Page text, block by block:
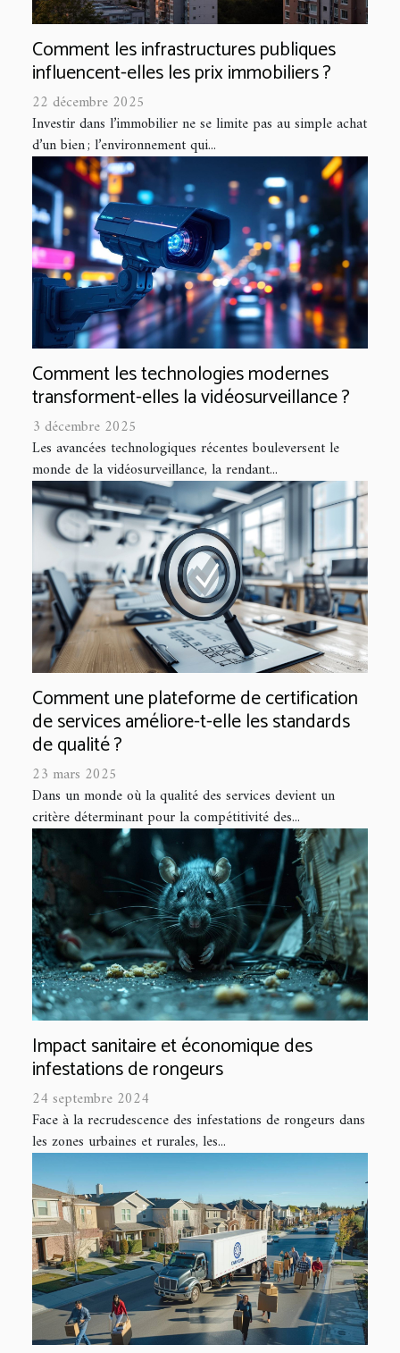
Comment les infrastructures publiques
influencent-elles les prix immobiliers ?
22 décembre 2025
Investir dans l’immobilier ne se limite pas au simple achat
d’un bien ; l’environnement qui...
Comment les technologies modernes
transforment-elles la vidéosurveillance ?
3 décembre 2025
Les avancées technologiques récentes bouleversent le
monde de la vidéosurveillance, la rendant...
Comment une plateforme de certification
de services améliore-t-elle les standards
de qualité ?
23 mars 2025
Dans un monde où la qualité des services devient un
critère déterminant pour la compétitivité des...
Impact sanitaire et économique des
infestations de rongeurs
24 septembre 2024
Face à la recrudescence des infestations de rongeurs dans
les zones urbaines et rurales, les...